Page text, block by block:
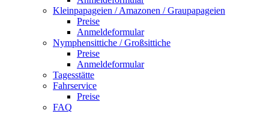
Kleinpapageien / Amazonen / Graupapageien
Preise
Anmeldeformular
Nymphensittiche / Großsittiche
Preise
Anmeldeformular
Tagesstätte
Fahrservice
Preise
FAQ